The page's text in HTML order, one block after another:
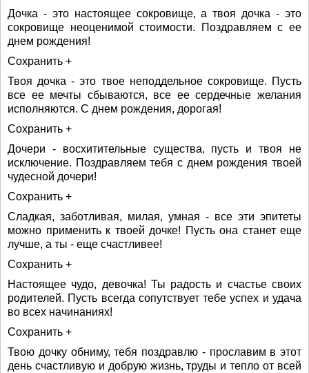
Дочка - это настоящее сокровище, а твоя дочка - это
сокровище неоценимой стоимости. Поздравляем с ее
днем рождения!
Сохранить +
Твоя дочка - это твое неподдельное сокровище. Пусть
все ее мечты сбываются, все ее сердечные желания
исполняются. С днем рождения, дорогая!
Сохранить +
Дочери - восхитительные существа, пусть и твоя не
исключение. Поздравляем тебя с днем рождения твоей
чудесной дочери!
Сохранить +
Сладкая, заботливая, милая, умная - все эти эпитеты
можно применить к твоей дочке! Пусть она станет еще
лучше, а ты - еще счастливее!
Сохранить +
Настоящее чудо, девочка! Ты радость и счастье своих
родителей. Пусть всегда сопутствует тебе успех и удача
во всех начинаниях!
Сохранить +
Твою дочку обниму, тебя поздравлю - прославим в этот
день счастливую и добрую жизнь, труды и тепло от всей